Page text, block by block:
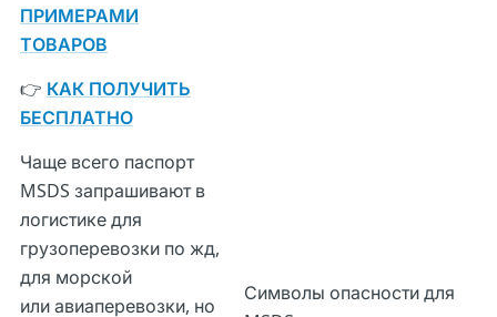
Символы опасности для
ПРИМЕРАМИ
ТОВАРОВ
👉 КАК ПОЛУЧИТЬ
БЕСПЛАТНО
Чаще всего паспорт
MSDS запрашивают в
логистике для
грузоперевозки по жд,
для морской
или авиаперевозки, но